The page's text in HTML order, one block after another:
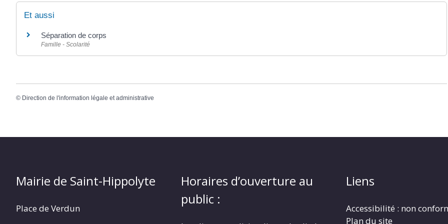
Et aussi
Séparation de corps
Famille - Scolarité
© Direction de l'information légale et administrative
Mairie de Saint-Hippolyte
Place de Verdun
Horaires d’ouverture au
public :
Liens
Accessibilité : non
Plan du site